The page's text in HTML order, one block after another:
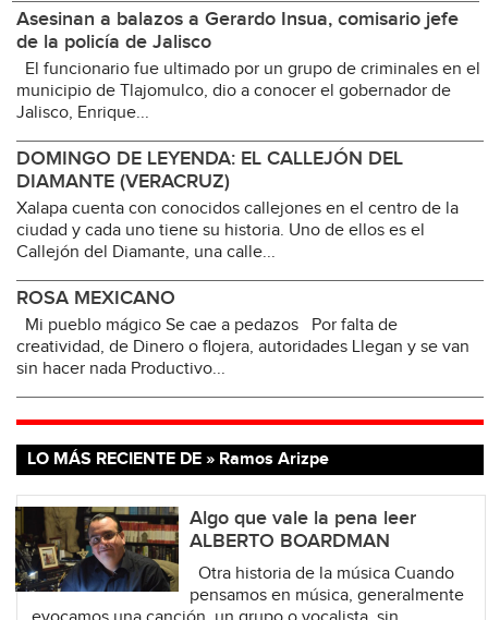
Asesinan a balazos a Gerardo Insua, comisario jefe
de la policía de Jalisco
El funcionario fue ultimado por un grupo de criminales en el
municipio de Tlajomulco, dio a conocer el gobernador de
Jalisco, Enrique...
DOMINGO DE LEYENDA: EL CALLEJÓN DEL
DIAMANTE (VERACRUZ)
Xalapa cuenta con conocidos callejones en el centro de la
ciudad y cada uno tiene su historia. Uno de ellos es el
Callejón del Diamante, una calle...
ROSA MEXICANO
Mi pueblo mágico Se cae a pedazos Por falta de
creatividad, de Dinero o flojera, autoridades Llegan y se van
sin hacer nada Productivo...
LO MÁS RECIENTE DE » Ramos Arizpe
Algo que vale la pena leer
ALBERTO BOARDMAN
Otra historia de la música Cuando
pensamos en música, generalmente